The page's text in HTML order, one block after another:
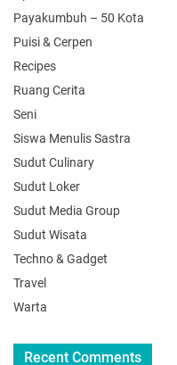
Payakumbuh – 50 Kota
Puisi & Cerpen
Recipes
Ruang Cerita
Seni
Siswa Menulis Sastra
Sudut Culinary
Sudut Loker
Sudut Media Group
Sudut Wisata
Techno & Gadget
Travel
Warta
Recent Comments